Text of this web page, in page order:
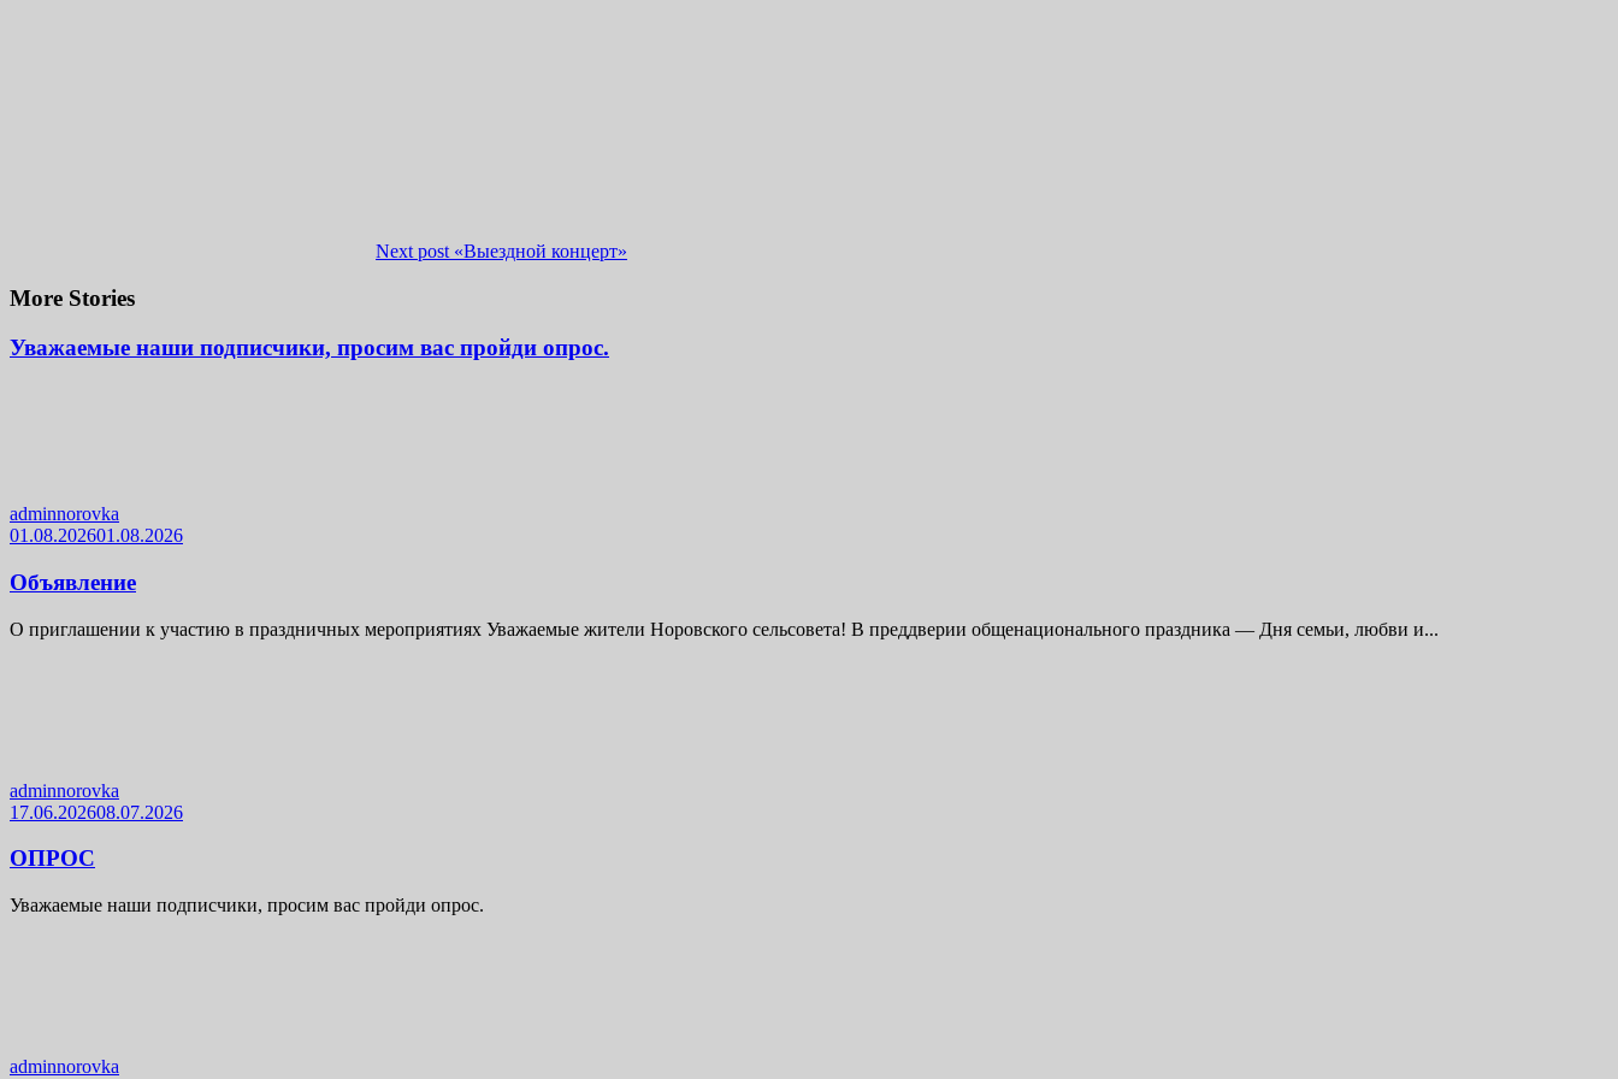
Next post «Выездной концерт»
More Stories
Уважаемые наши подписчики, просим вас пройди опрос.
adminnorovka
01.08.202601.08.2026
Объявление
О приглашении к участию в праздничных мероприятиях Уважаемые жители Норовского сельсовета! В преддверии общенационального праздника — Дня семьи, любви и...
adminnorovka
17.06.202608.07.2026
ОПРОС
Уважаемые наши подписчики, просим вас пройди опрос.
adminnorovka